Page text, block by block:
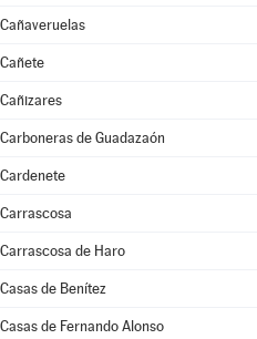
Cañaveruelas
Cañete
Cañizares
Carboneras de Guadazaón
Cardenete
Carrascosa
Carrascosa de Haro
Casas de Benítez
Casas de Fernando Alonso